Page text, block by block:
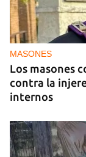
MASONES
Los masones
contra la
internos